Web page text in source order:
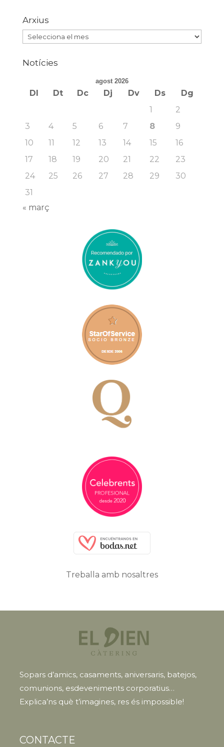
Arxius
Arxius
Notícies
agost 2026
Dl Dt Dc Dj Dv Ds
Dg
1
2
3
4 5 6 7 8
9
10
11 12 13 14 15
16
17
18 19 20 21 22
23
24
25 26 27 28 29
30
31
« març
Treballa amb nosaltres
Sopars d’amics, casaments, aniversaris, batejos,
comunions, esdeveniments corporatius…
Explica’ns què t’imagines, res és impossible!
CONTACTE